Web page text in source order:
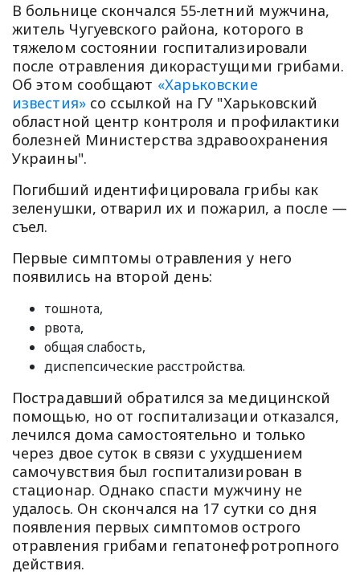
В больнице скончался 55-летний мужчина,
житель Чугуевского района, которого в
тяжелом состоянии госпитализировали
после отравления дикорастущими грибами.
Об этом сообщают «Харьковские
известия»со ссылкой на ГУ "Харьковский
областной центр контроля и профилактики
болезней Министерства здравоохранения
Украины".
Погибший идентифицировала грибы как
зеленушки, отварил их и пожарил, а после —
съел.
Первые симптомы отравления у него
появились на второй день:
тошнота,
рвота,
общая слабость,
диспепсические расстройства.
Пострадавший обратился за медицинской
помощью, но от госпитализации отказался,
лечился дома самостоятельно и только
через двое суток в связи с ухудшением
самочувствия был госпитализирован в
стационар. Однако спасти мужчину не
удалось. Он скончался на 17 сутки со дня
появления первых симптомов острого
отравления грибами гепатонефротропного
действия.